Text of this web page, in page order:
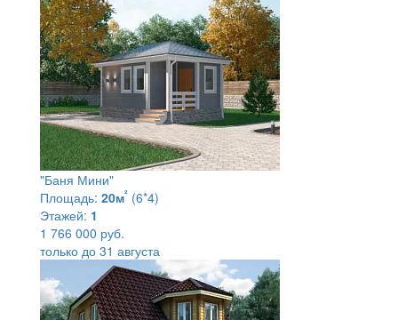
"Баня Мини"
Площадь: 20м² (6*4)
Этажей: 1
1 766 000 руб.
только до 31 августа